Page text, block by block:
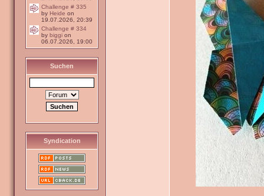
Challenge # 335
by Heide on
19.07.2026, 20:39
Challenge # 334
by biggi on
06.07.2026, 19:00
Suchen
Syndication